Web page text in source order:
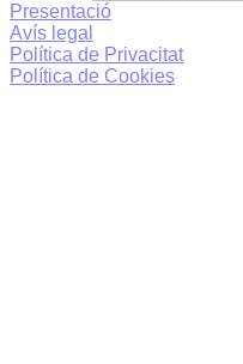
Presentació
Avís legal
Política de Privacitat
Política de Cookies